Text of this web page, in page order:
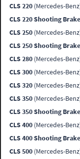
CLS 220 (Mercedes-
CLS 220 Shooting Brake
CLS 250 (Mercedes-
CLS 250 Shooting Brake
CLS 280 (Mercedes-
CLS 300 (Mercedes-
CLS 320 (Mercedes-
CLS 350 (Mercedes-
CLS 350 Shooting Brake
CLS 400 (Mercedes-
CLS 400 Shooting Brake
CLS 500 (Mercedes-